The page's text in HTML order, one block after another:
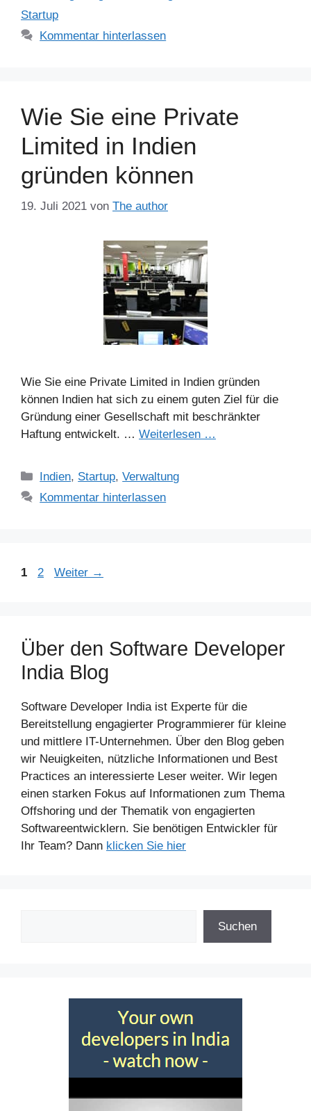
Startup
Kommentar hinterlassen
Wie Sie eine Private
Limited in Indien
gründen können
19. Juli 2021 von The author
Wie Sie eine Private Limited in Indien gründen
können Indien hat sich zu einem guten Ziel für die
Gründung einer Gesellschaft mit beschränkter
Haftung entwickelt. … Weiterlesen …
Kategorien
Indien, Startup,Verwaltung
Kommentar hinterlassen
Seite
1 Seite
2 Weiter →
Über den Software Developer
India Blog
Software Developer India ist Experte für die
Bereitstellung engagierter Programmierer für kleine
und mittlere IT-Unternehmen. Über den Blog geben
wir Neuigkeiten, nützliche Informationen und Best
Practices an interessierte Leser weiter. Wir legen
einen starken Fokus auf Informationen zum Thema
Offshoring und der Thematik von engagierten
Softwareentwicklern. Sie benötigen Entwickler für
Ihr Team? Dann klicken Sie hier
Suchen